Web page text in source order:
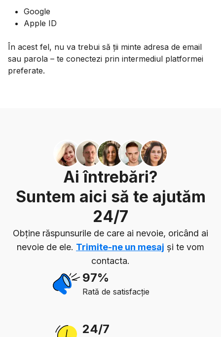
Google
Apple ID
În acest fel, nu va trebui să ții minte adresa de email
sau parola – te conectezi prin intermediul platformei
preferate.
Ai întrebări?
Suntem aici să te ajutăm
24/7
Obține răspunsurile de care ai nevoie, oricând ai
nevoie de ele. Trimite-ne un mesaj și te vom
contacta.
97%
Rată de satisfacție
24/7